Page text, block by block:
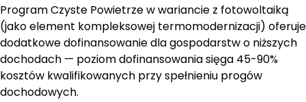
Program Czyste Powietrze w wariancie z fotowoltaiką
(jako element kompleksowej termomodernizacji) oferuje
dodatkowe dofinansowanie dla gospodarstw o niższych
dochodach — poziom dofinansowania sięga 45-90%
kosztów kwalifikowanych przy spełnieniu progów
dochodowych.